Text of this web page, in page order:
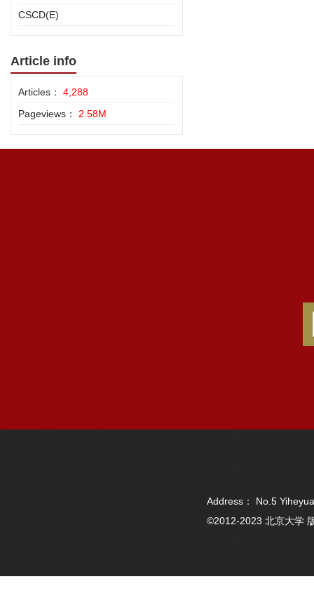
CSCD(E)
Article info
Articles： 4,288
Pageviews： 2.58M
Address： No.5
©2012-2023 北京大学